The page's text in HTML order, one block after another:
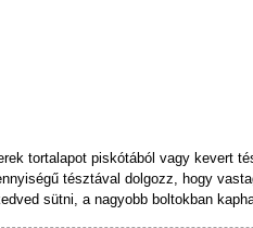
tortalapot piskótából vagy kevert
tésztával dolgozz, hogy
sütni, a nagyobb boltokban